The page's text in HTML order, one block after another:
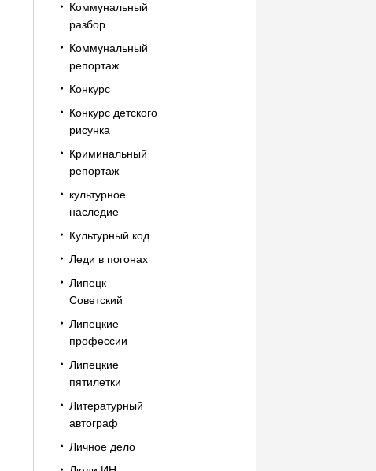
Коммунальный
разбор
Коммунальный
репортаж
Конкурс
Конкурс детского
рисунка
Криминальный
репортаж
культурное
наследие
Культурный код
Леди в погонах
Липецк
Советский
Липецкие
профессии
Липецкие
пятилетки
Литературный
автограф
Личное дело